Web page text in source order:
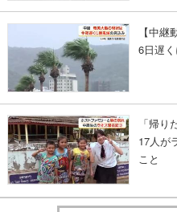
【中
6日遅
「帰
17人が
こと